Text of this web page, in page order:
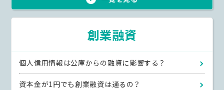
創業融資
個人信用情報は公庫からの融資に影響する？
資本金が1円でも創業融資は通るの？